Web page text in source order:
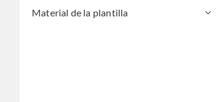
Material de la plantilla